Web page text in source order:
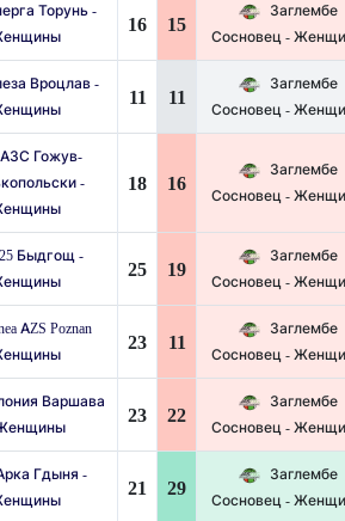
Торунь -
16 15
Заглембе
Сосновец -
Вроцлав -
11 11
Заглембе
Сосновец -
АЗС Гожув-
-
18 16
Заглембе
Сосновец -
25 Быдгощ -
25 19
Заглембе
Сосновец -
AZS Poznan
23 11
Заглембе
Сосновец -
Варшава
23 22
Заглембе
Сосновец -
Гдыня -
21 29
Заглембе
Сосновец -